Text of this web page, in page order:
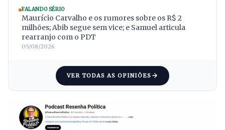
FALANDO SÉRIO
Maurício Carvalho e os rumores sobre os R$ 2
milhões; Abib segue sem vice; e Samuel articula
rearranjo com o PDT
05/08/2026
VER TODAS AS OPINIÕES